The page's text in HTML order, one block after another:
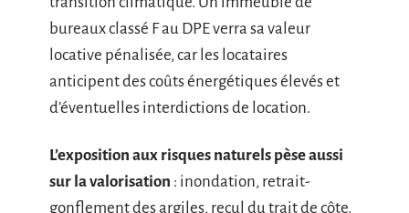
bureaux classé F au DPE verra sa valeur
locative pénalisée, car les locataires
anticipent des coûts énergétiques élevés et
d’éventuelles interdictions de location.
L’exposition aux risques naturels pèse aussi
sur la valorisation : inondation, retrait-
gonflement des argiles, recul du trait de côte.